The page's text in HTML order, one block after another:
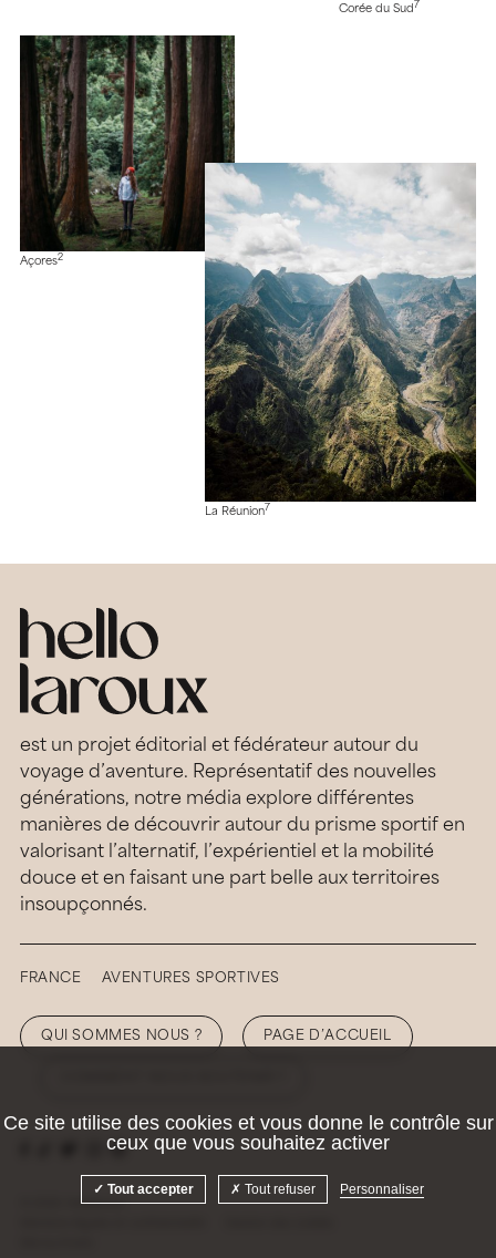
Corée du Sud 7
Açores2
La Réunion7
est un projet éditorial et fédérateur autour du
voyage d’aventure. Représentatif des nouvelles
générations, notre média explore différentes
manières de découvrir autour du prisme sportif en
valorisant l’alternatif, l’expérientiel et la mobilité
douce et en faisant une part belle aux territoires
insoupçonnés.
FRANCE AVENTURES SPORTIVES
QUI SOMMES NOUS ? PAGE D’ACCUEIL
© 2026 Hellolaroux
Ce site utilise des cookies et vous donne le contrôle sur
ceux que vous souhaitez activer
Tout accepter Tout refuser Personnaliser